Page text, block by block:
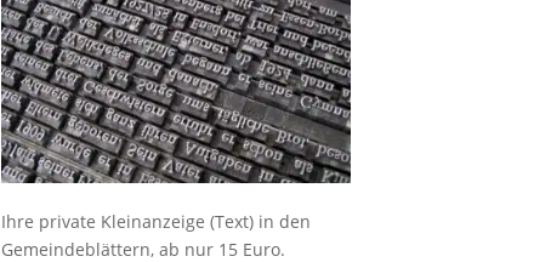
Ihre private Kleinanzeige (Text) in den
Gemeindeblättern, ab nur 15 Euro.